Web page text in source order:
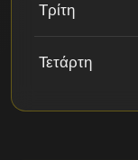
Τρίτη
Τετάρτη